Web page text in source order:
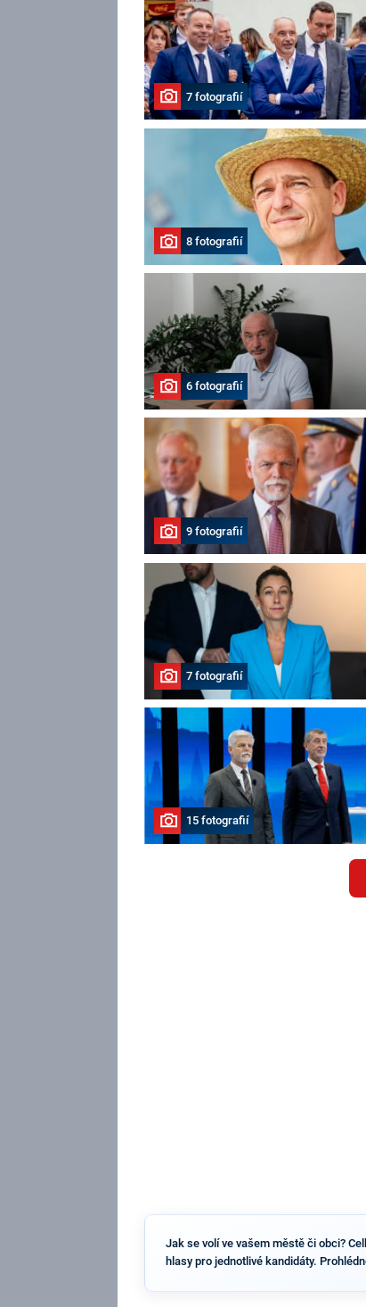
7 fotografií
8 fotografií
6 fotografií
9 fotografií
7 fotografií
15 fotografií
Jak se volí ve vašem městě či obci?
hlasy pro jednotlivé kandidáty.